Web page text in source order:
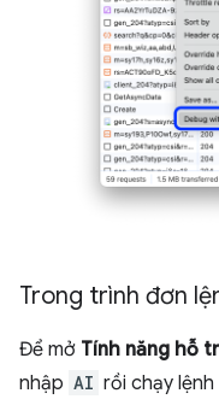
Trong trình đơn
Để mở Tính năng hỗ
nhập AI rồi chạy lệnh